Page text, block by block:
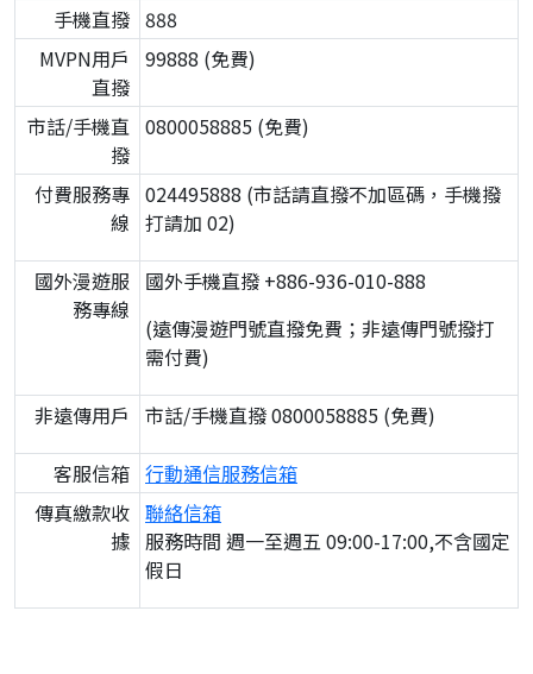
手機直撥 888
MVPN用戶
直撥
99888 (免費)
市話/手機直
撥
0800058885 (免費)
付費服務專
線
024495888 (市話請直撥不加區碼，手機撥
打請加 02)
國外漫遊服
務專線
國外手機直撥 +886-936-010-888
(遠傳漫遊門號直撥免費；非遠傳門號撥打
需付費)
非遠傳用戶 市話/手機直撥 0800058885 (免費)
客服信箱 行動通信服務信箱
傳真繳款收
據
聯絡信箱
服務時間 週一至週五 09:00-17:00,不含國定
假日